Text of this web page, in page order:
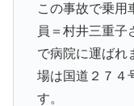
この事故で乗用
員＝村井三重子
で病院に運ばれ
場は国道２７４
す。